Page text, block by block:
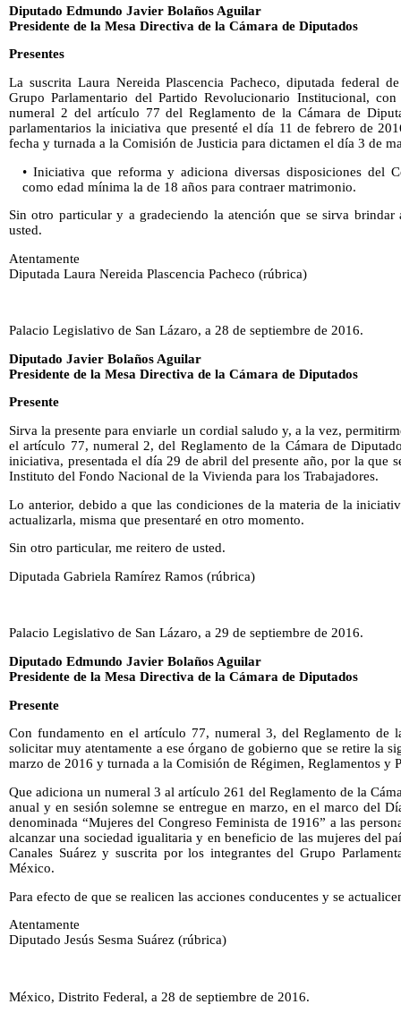
Diputado Edmundo Javier Bolaños Aguilar
Presidente de la Mesa Directiva de la Cámara de Diputados
Presentes
La suscrita Laura Nereida Plascencia Pacheco, diputada federal
Grupo Parlamentario del Partido Revolucionario Institucional,
numeral 2 del artículo 77 del Reglamento de la Cámara de
parlamentarios la iniciativa que presenté el día 11 de febrero de
fecha y turnada a la Comisión de Justicia para dictamen el día 3 de
• Iniciativa que reforma y adiciona diversas disposiciones del
como edad mínima la de 18 años para contraer matrimonio.
Sin otro particular y a gradeciendo la atención que se sirva brindar
usted.
Atentamente
Diputada Laura Nereida Plascencia Pacheco (rúbrica)
Palacio Legislativo de San Lázaro, a 28 de septiembre de 2016.
Diputado Javier Bolaños Aguilar
Presidente de la Mesa Directiva de la Cámara de Diputados
Presente
Sirva la presente para enviarle un cordial saludo y, a la vez,
el artículo 77, numeral 2, del Reglamento de la Cámara de
iniciativa, presentada el día 29 de abril del presente año, por la que
Instituto del Fondo Nacional de la Vivienda para los Trabajadores.
Lo anterior, debido a que las condiciones de la materia de la
actualizarla, misma que presentaré en otro momento.
Sin otro particular, me reitero de usted.
Diputada Gabriela Ramírez Ramos (rúbrica)
Palacio Legislativo de San Lázaro, a 29 de septiembre de 2016.
Diputado Edmundo Javier Bolaños Aguilar
Presidente de la Mesa Directiva de la Cámara de Diputados
Presente
Con fundamento en el artículo 77, numeral 3, del Reglamento de
solicitar muy atentamente a ese órgano de gobierno que se retire la
marzo de 2016 y turnada a la Comisión de Régimen, Reglamentos y
Que adiciona un numeral 3 al artículo 261 del Reglamento de la
anual y en sesión solemne se entregue en marzo, en el marco del
denominada “Mujeres del Congreso Feminista de 1916” a las
alcanzar una sociedad igualitaria y en beneficio de las mujeres del
Canales Suárez y suscrita por los integrantes del Grupo
México.
Para efecto de que se realicen las acciones conducentes y se
Atentamente
Diputado Jesús Sesma Suárez (rúbrica)
México, Distrito Federal, a 28 de septiembre de 2016.